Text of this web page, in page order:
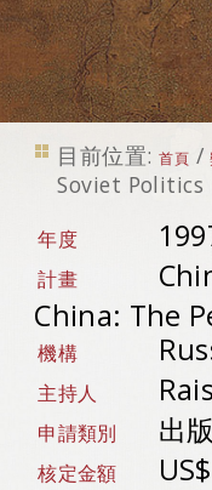
目前位置: 首頁 /
Soviet Politics
年度
計畫
China: The
機構
主持人
申請類別 出
核定金額